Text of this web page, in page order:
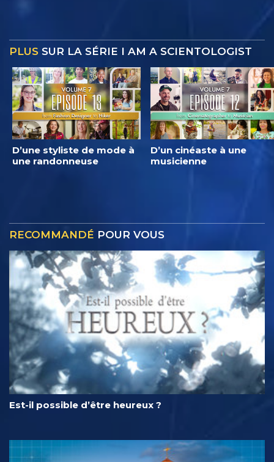
PLUS SUR LA SÉRIE I AM A SCIENTOLOGIST
D’une styliste de mode à
une randonneuse
D’un cinéaste à une
musicienne
RECOMMANDÉ POUR VOUS
Est-il possible d’être heureux ?